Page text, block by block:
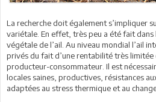
La recherche doit également s’impliquer
variétale. En effet, très peu a été fait
végétale de l’ail. Au niveau mondial l’ail
privés du fait d’une rentabilité très limitée
producteur-consommateur. Il est
locales saines, productives, résistances
adaptées au stress thermique et au